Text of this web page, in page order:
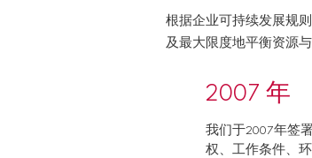
根据企业可持续发展规
及最大限度地平衡资源与
2007 年
我们于2007年签
权、工作条件、